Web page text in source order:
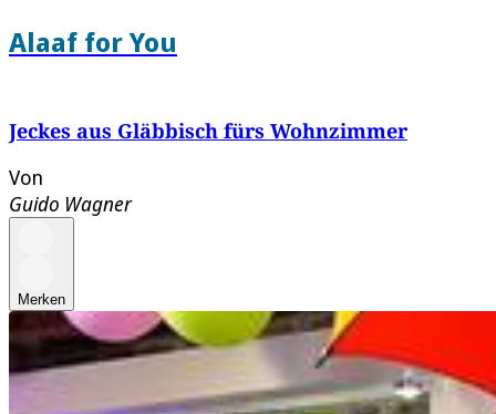
Alaaf for You
Jeckes aus Gläbbisch fürs Wohnzimmer
Von
Guido Wagner
Merken